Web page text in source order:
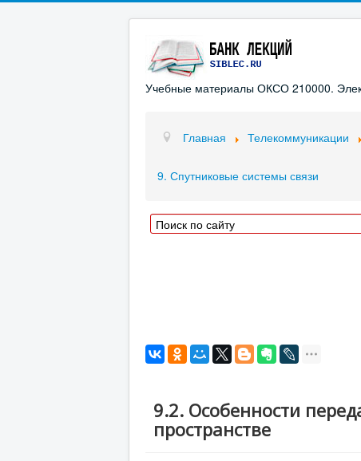
Учебные материалы ОКСО 210000.
Главная Телекоммуникации
9. Спутниковые системы связи
9.2. Особенности
пространстве